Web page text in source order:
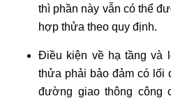
thì phần này vẫn có thể
hợp thửa theo quy định.
Điều kiện về hạ tầng và
thửa phải bảo đảm có
đường giao thông công